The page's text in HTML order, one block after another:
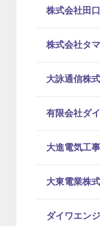
株式会社田
株式会社タ
大詠通信株
有限会社ダ
大進電気工
大東電業株
ダイワエン